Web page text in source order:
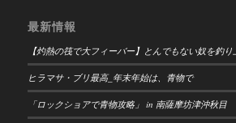
最新情報
【灼熱の筏で大フィーバー】とんでもない奴を釣
ヒラマサ・ブリ最高_年末年始は、青物で
「ロックショアで青物攻略」 in 南薩摩坊津沖秋目